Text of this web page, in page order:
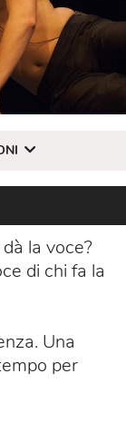
la voce?
di chi fa la
Una
per
ne ha la